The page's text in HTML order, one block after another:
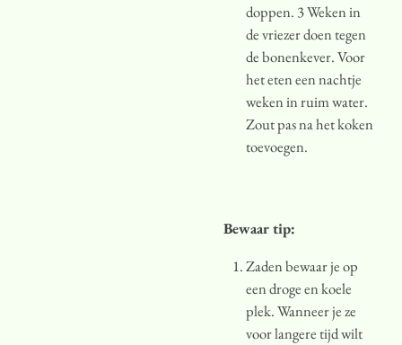
doppen. 3 Weken in
de vriezer doen tegen
de bonenkever. Voor
het eten een nachtje
weken in ruim water.
Zout pas na het koken
toevoegen.
Bewaar tip:
Zaden bewaar je op
een droge en koele
plek. Wanneer je ze
voor langere tijd wilt